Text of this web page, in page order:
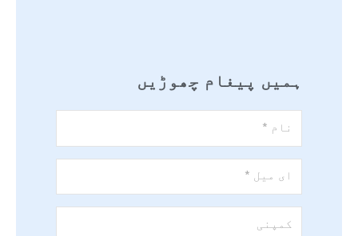
ہمیں پیغام چھوڑیں
نام
*
ای
میل
کمپنی